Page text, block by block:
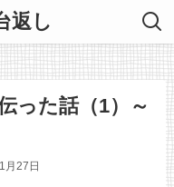
返し
った話（1）～
月27日